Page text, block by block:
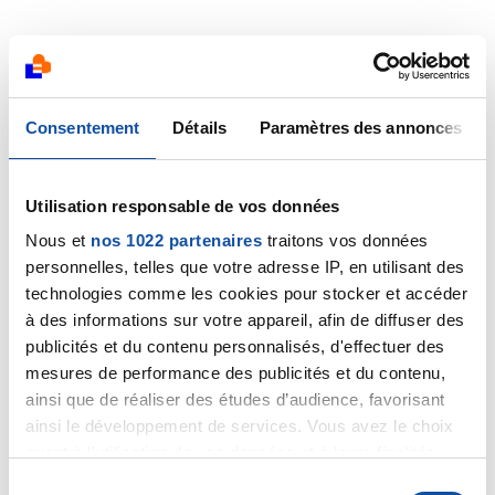
Consentement Détails Paramètres des annonces
Utilisation responsable de vos données
Nous et nos 1022 partenaires traitons vos données
personnelles, telles que votre adresse IP, en utilisant des
technologies comme les cookies pour stocker et accéder
à des informations sur votre appareil, afin de diffuser des
publicités et du contenu personnalisés, d'effectuer des
mesures de performance des publicités et du contenu,
ainsi que de réaliser des études d’audience, favorisant
ainsi le développement de services. Vous avez le choix
rob
04/11/2021 - 23:28
merci pour vos coms,
non non cool le repas,2 blé noir oeuf,jambon,gruyère
et 3 froments pomme golden rappée dessus,bein
houai çà creuse la mer.
non je fais gaffe au dessert (chantilly et tout le tsoin
tsoin)y parait que les métas y crache pas sur le sucre
et franchement j'ai pas envi de les nourrir ces
saloperies.